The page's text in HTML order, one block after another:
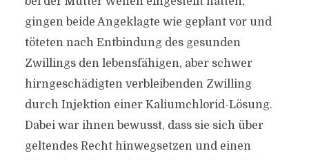
gingen beide Angeklagte wie geplant vor und
töteten nach Entbindung des gesunden
Zwillings den lebensfähigen, aber schwer
hirngeschädigten verbleibenden Zwilling
durch Injektion einer Kaliumchlorid-Lösung.
Dabei war ihnen bewusst, dass sie sich über
geltendes Recht hinwegsetzen und einen